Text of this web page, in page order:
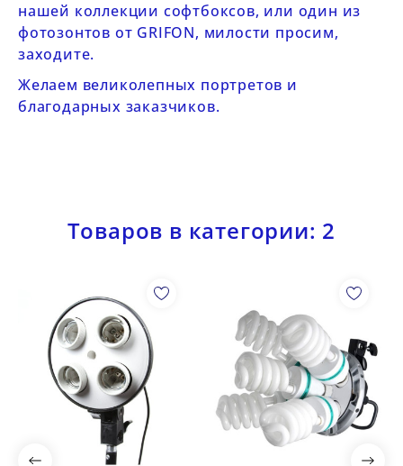
нашей коллекции софтбоксов, или один из
фотозонтов от GRIFON, милости просим,
заходите.
Желаем великолепных портретов и
благодарных заказчиков.
Товаров в категории: 2